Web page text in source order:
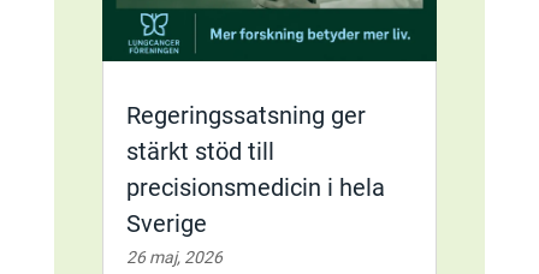
Regeringssatsning ger
stärkt stöd till
precisionsmedicin i hela
Sverige
26 maj, 2026